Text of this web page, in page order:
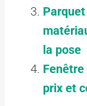
la pose
prix et